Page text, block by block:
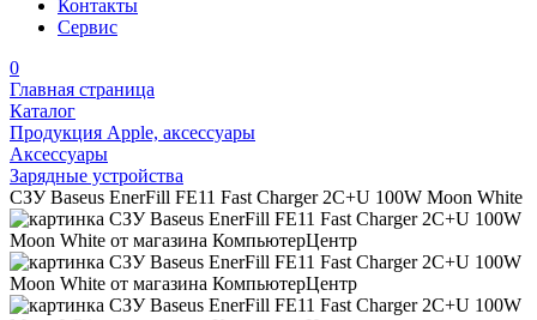
Контакты
Сервис
0
Главная страница
Каталог
Продукция Apple, аксессуары
Аксессуары
Зарядные устройства
СЗУ Baseus EnerFill FE11 Fast Charger 2C+U 100W Moon White